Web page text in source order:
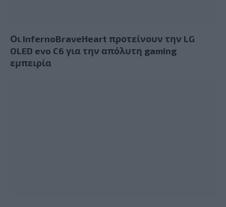
Οι InfernoBraveHeart προτείνουν την LG
OLED evo C6 για την απόλυτη gaming
εμπειρία